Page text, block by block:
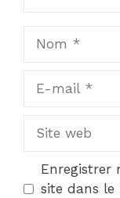
Site
Enregistrer
site dans